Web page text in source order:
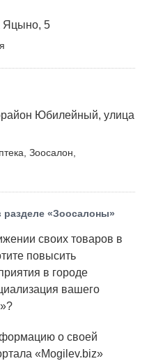
Яцыно, 5
Юбилейный, улица
Зоосалон,
«Зоосалоны»
своих товаров в
повысить
в городе
вашего
о своей
«Mogilev.biz»